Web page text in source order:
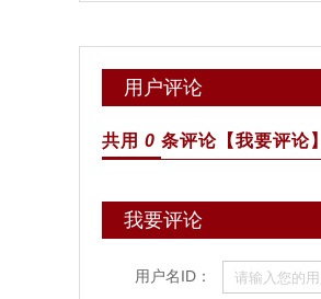
用户评论
共用 0 条评论 【我要评论】
我要评论
用户名ID：